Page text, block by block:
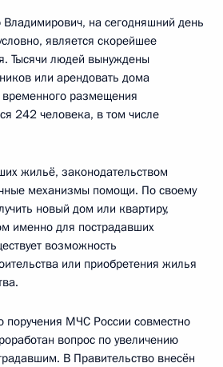
на сегодняшний день
является скорейшее
Тысячи людей вынуждены
или арендовать дома
временного размещения
242 человека, в том числе
жильё, законодательством
механизмы помощи. По своему
новый дом или квартиру,
именно для пострадавших
возможность
или приобретения жилья
поручения МЧС России совместно
вопрос по увеличению
В Правительство внесён